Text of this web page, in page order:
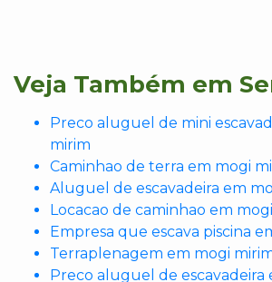
Veja Também em
Preco aluguel de mini
mirim
Caminhao de terra em mogi
Aluguel de escavadeira em
Locacao de caminhao em
Empresa que escava piscina
Terraplenagem em mogi
Preco aluguel de escavadeira